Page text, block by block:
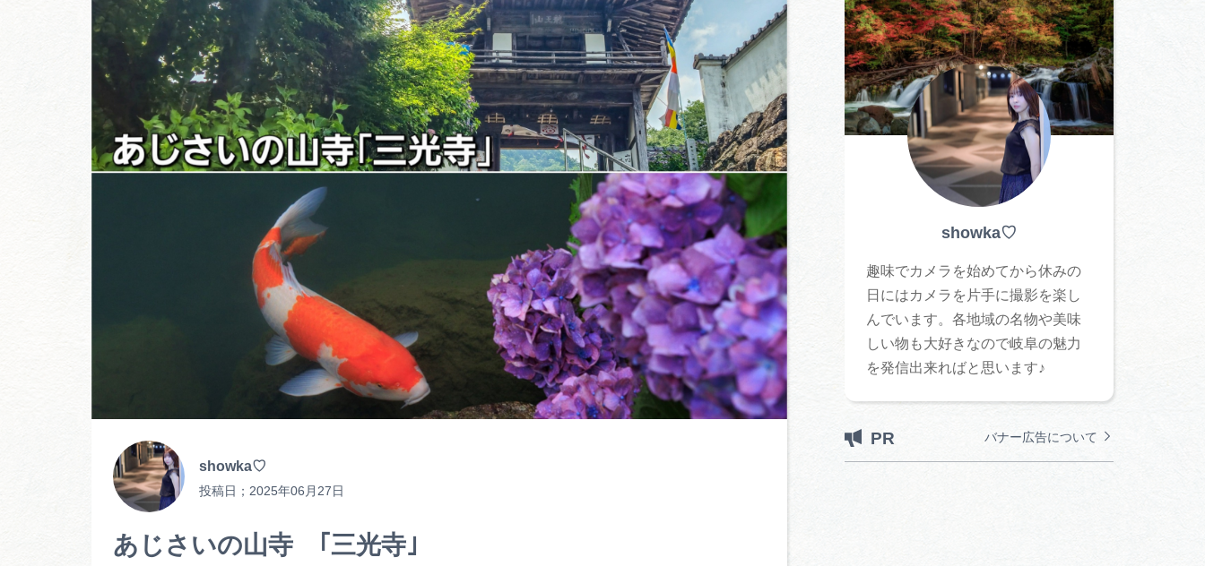
買い物・お土産
体験予約サイト「ＶＩＳＩＴ
岐阜県」
岐阜県アウトドア観光キャン
ペーン
岐阜県まるごと観光エリアガ
イド
岐阜県観光データベース
旅行会社・観光事業者の皆様へ
動画ライブラリー お問い合わせ
運営組織 広告掲載 サイトポリシー
あじさいの山寺 ｢三光寺｣
showka♡
投稿日； 2025年06月27日
showka♡
趣味でカメラを始めてから休みの
日にはカメラを片手に撮影を楽し
んでいます。各地域の名物や美味
しい物も大好きなので岐阜の魅力
を発信出来ればと思います♪
PR バナー広告について